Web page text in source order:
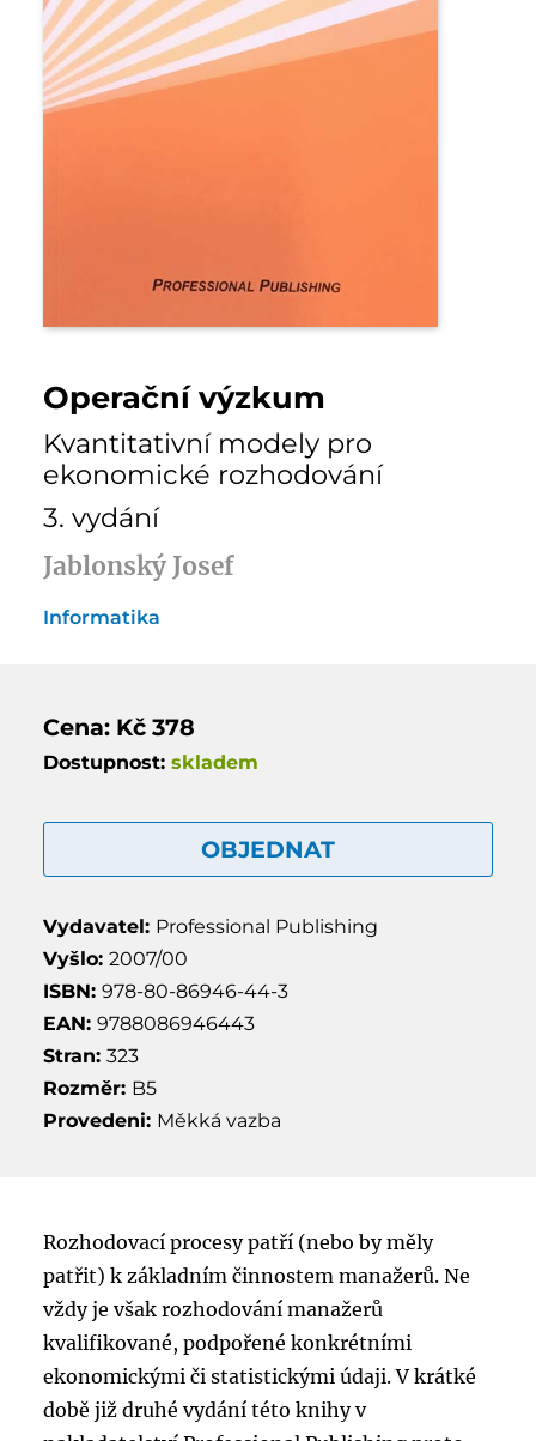
Operační výzkum
Kvantitativní modely pro
ekonomické rozhodování
3. vydání
Jablonský Josef
Informatika
Cena: Kč 378
Dostupnost: skladem
OBJEDNAT
Vydavatel: Professional Publishing
Vyšlo: 2007/00
ISBN: 978-80-86946-44-3
EAN: 9788086946443
Stran: 323
Rozměr: B5
Provedeni: Měkká vazba
Rozhodovací procesy patří (nebo by měly
patřit) k základním činnostem manažerů. Ne
vždy je však rozhodování manažerů
kvalifikované, podpořené konkrétními
ekonomickými či statistickými údaji. V krátké
době již druhé vydání této knihy v